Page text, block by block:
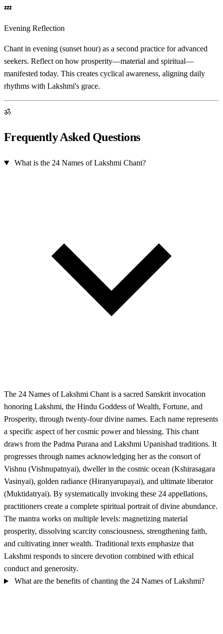
💤
Evening Reflection
Chant in evening (sunset hour) as a second practice for advanced
seekers. Reflect on how prosperity—material and spiritual—
manifested today. This creates cyclical awareness, aligning daily
rhythms with Lakshmi's grace.
ॐ
Frequently Asked Questions
What is the 24 Names of Lakshmi Chant?
The 24 Names of Lakshmi Chant is a sacred Sanskrit invocation
honoring Lakshmi, the Hindu Goddess of Wealth, Fortune, and
Prosperity, through twenty-four divine names. Each name represents
a specific aspect of her cosmic power and blessing. This chant
draws from the Padma Purana and Lakshmi Upanishad traditions. It
progresses through names acknowledging her as the consort of
Vishnu (Vishnupatnyai), dweller in the cosmic ocean (Kshirasagara
Vasinyai), golden radiance (Hiranyarupayai), and ultimate liberator
(Muktidatryai). By systematically invoking these 24 appellations,
practitioners create a complete spiritual portrait of divine abundance.
The mantra works on multiple levels: magnetizing material
prosperity, dissolving scarcity consciousness, strengthening faith,
and cultivating inner wealth. Traditional texts emphasize that
Lakshmi responds to sincere devotion combined with ethical
conduct and generosity.
What are the benefits of chanting the 24 Names of Lakshmi?